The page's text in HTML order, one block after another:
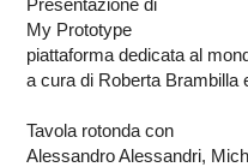
Presentazione di
My Prototype
piattaforma dedicata al
a cura di Roberta Brambilla
Tavola rotonda con
Alessandro Alessandri,